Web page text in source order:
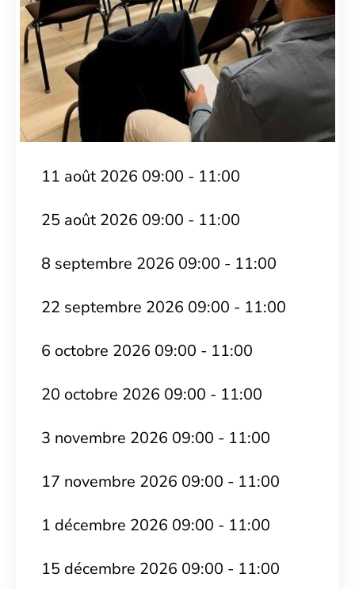
11 août 2026 09:00 - 11:00
25 août 2026 09:00 - 11:00
8 septembre 2026 09:00 - 11:00
22 septembre 2026 09:00 - 11:00
6 octobre 2026 09:00 - 11:00
20 octobre 2026 09:00 - 11:00
3 novembre 2026 09:00 - 11:00
17 novembre 2026 09:00 - 11:00
1 décembre 2026 09:00 - 11:00
15 décembre 2026 09:00 - 11:00